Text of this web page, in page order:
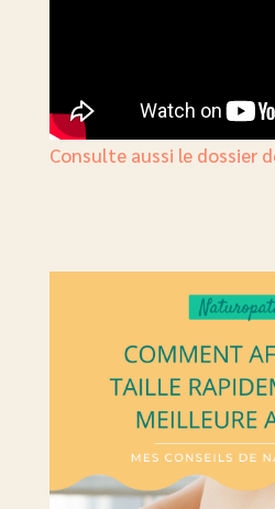
Consulte aussi le dossier